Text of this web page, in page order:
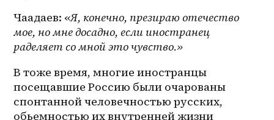
Чаадаев: «Я, конечно, презираю отечество
мое, но мне досадно, если иностранец
раделяет со мной это чувство.»
В тоже время, многие иностранцы
посещавшие Россию были очарованы
спонтанной человечностью русских,
обьемностью их внутренней жизни